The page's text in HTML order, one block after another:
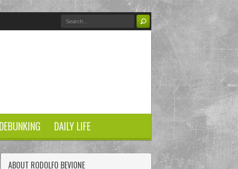
DEBUNKING DAILY LIFE
ABOUT RODOLFO BEVIONE